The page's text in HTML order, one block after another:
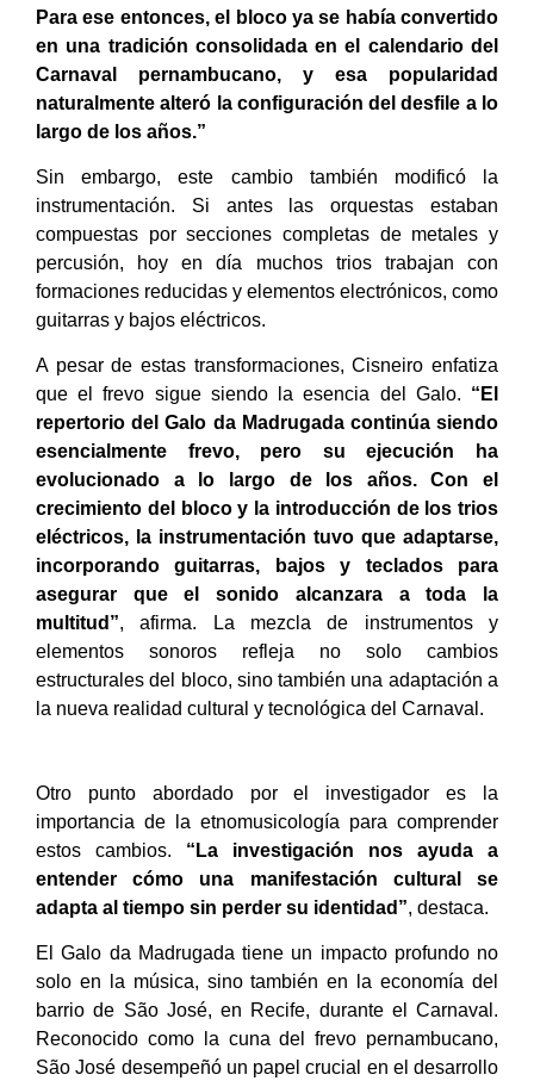
Para ese entonces, el bloco ya se había convertido
en una tradición consolidada en el calendario del
Carnaval pernambucano, y esa popularidad
naturalmente alteró la configuración del desfile a lo
largo de los años.”
Sin embargo, este cambio también modificó la
instrumentación. Si antes las orquestas estaban
compuestas por secciones completas de metales y
percusión, hoy en día muchos trios trabajan con
formaciones reducidas y elementos electrónicos, como
guitarras y bajos eléctricos.
A pesar de estas transformaciones, Cisneiro enfatiza
que el frevo sigue siendo la esencia del Galo. “El
repertorio del Galo da Madrugada continúa siendo
esencialmente frevo, pero su ejecución ha
evolucionado a lo largo de los años. Con el
crecimiento del bloco y la introducción de los trios
eléctricos, la instrumentación tuvo que adaptarse,
incorporando guitarras, bajos y teclados para
asegurar que el sonido alcanzara a toda la
multitud”, afirma. La mezcla de instrumentos y
elementos sonoros refleja no solo cambios
estructurales del bloco, sino también una adaptación a
la nueva realidad cultural y tecnológica del Carnaval.
Otro punto abordado por el investigador es la
importancia de la etnomusicología para comprender
estos cambios. “La investigación nos ayuda a
entender cómo una manifestación cultural se
adapta al tiempo sin perder su identidad”, destaca.
El Galo da Madrugada tiene un impacto profundo no
solo en la música, sino también en la economía del
barrio de São José, en Recife, durante el Carnaval.
Reconocido como la cuna del frevo pernambucano,
São José desempeñó un papel crucial en el desarrollo